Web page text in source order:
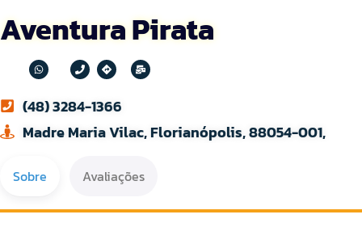
Aventura Pirata
(48) 3284-1366
Madre Maria Vilac, Florianópolis, 88054-001,
Sobre Avaliações